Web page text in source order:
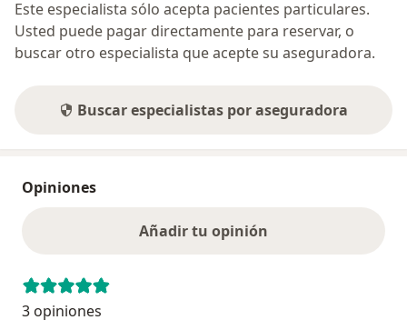
Este especialista sólo acepta pacientes particulares.
Usted puede pagar directamente para reservar, o
buscar otro especialista que acepte su aseguradora.
Buscar especialistas por aseguradora
Opiniones
Añadir tu opinión
3 opiniones